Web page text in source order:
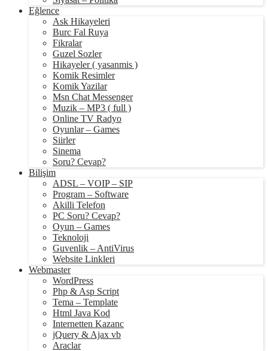
Eğlence
Ask Hikayeleri
Burc Fal Ruya
Fikralar
Guzel Sozler
Hikayeler ( yasanmis )
Komik Resimler
Komik Yazilar
Msn Chat Messenger
Muzik – MP3 ( full )
Online TV Radyo
Oyunlar – Games
Siirler
Sinema
Soru? Cevap?
Bilişim
ADSL – VOIP – SIP
Program – Software
Akilli Telefon
PC Soru? Cevap?
Oyun – Games
Teknoloji
Guvenlik – AntiVirus
Website Linkleri
Webmaster
WordPress
Php & Asp Script
Tema – Template
Html Java Kod
Internetten Kazanc
jQuery & Ajax vb
Araclar